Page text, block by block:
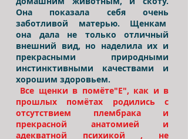
Она показала себя очень
заботливой матерью. Щенкам
она дала не только отличный
внешний вид, но наделила их и
прекрасными природными
инстинктивными качествами и
хорошим здоровьем.
Все щенки в помёте"Е", как и в
прошлых помётах родились с
отсутствием плембрака и
прекрасной анатомией и
адекватной психикой , не